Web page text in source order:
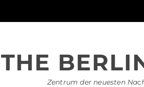
THE
Zentrum der neuesten